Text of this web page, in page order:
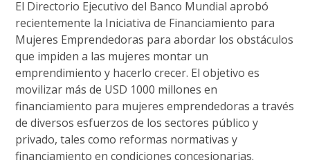
El Directorio Ejecutivo del Banco Mundial aprobó
recientemente la Iniciativa de Financiamiento para
Mujeres Emprendedoras para abordar los obstáculos
que impiden a las mujeres montar un
emprendimiento y hacerlo crecer. El objetivo es
movilizar más de USD 1000 millones en
financiamiento para mujeres emprendedoras a través
de diversos esfuerzos de los sectores público y
privado, tales como reformas normativas y
financiamiento en condiciones concesionarias.